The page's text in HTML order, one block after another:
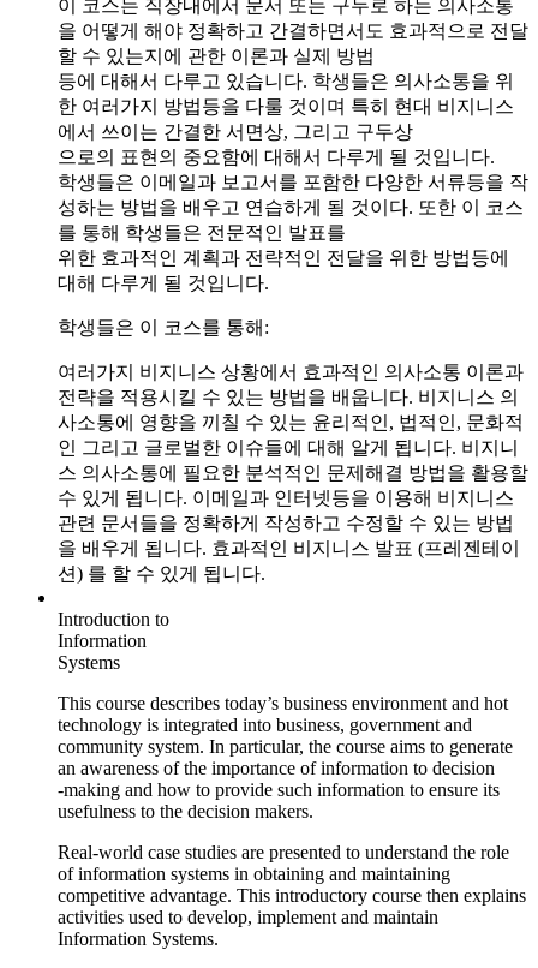
이 코스는 직장내에서 문서 또는 구두로 하는 의사소통
을 어떻게 해야 정확하고 간결하면서도 효과적으로 전달
할 수 있는지에 관한 이론과 실제 방법
등에 대해서 다루고 있습니다. 학생들은 의사소통을 위
한 여러가지 방법등을 다룰 것이며 특히 현대 비지니스
에서 쓰이는 간결한 서면상, 그리고 구두상
으로의 표현의 중요함에 대해서 다루게 될 것입니다.
학생들은 이메일과 보고서를 포함한 다양한 서류등을 작
성하는 방법을 배우고 연습하게 될 것이다. 또한 이 코스
를 통해 학생들은 전문적인 발표를
위한 효과적인 계획과 전략적인 전달을 위한 방법등에
대해 다루게 될 것입니다.
학생들은 이 코스를 통해:
여러가지 비지니스 상황에서 효과적인 의사소통 이론과
전략을 적용시킬 수 있는 방법을 배웁니다. 비지니스 의
사소통에 영향을 끼칠 수 있는 윤리적인, 법적인, 문화적
인 그리고 글로벌한 이슈들에 대해 알게 됩니다. 비지니
스 의사소통에 필요한 분석적인 문제해결 방법을 활용할
수 있게 됩니다. 이메일과 인터넷등을 이용해 비지니스
관련 문서들을 정확하게 작성하고 수정할 수 있는 방법
을 배우게 됩니다. 효과적인 비지니스 발표 (프레젠테이
션) 를 할 수 있게 됩니다.
Introduction to
Information
Systems
This course describes today’s business environment and hot
technology is integrated into business, government and
community system. In particular, the course aims to generate
an awareness of the importance of information to decision
-making and how to provide such information to ensure its
usefulness to the decision makers.
Real-world case studies are presented to understand the role
of information systems in obtaining and maintaining
competitive advantage. This introductory course then explains
activities used to develop, implement and maintain
Information Systems.